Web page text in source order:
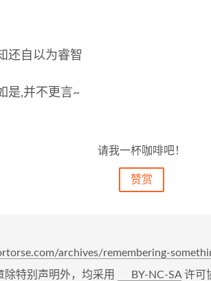
还自以为睿智
是,并不更言~
请我一杯咖啡吧！
赞赏
archives/remembering-
除特别声明外，均采用 BY-NC-SA许可